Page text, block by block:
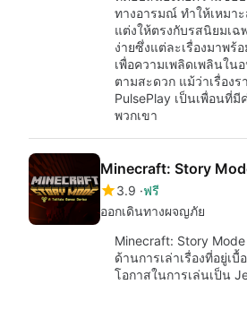
ทางอารมณ์ ทำให้เหมา
แต่งให้ตรงกับรสนิยมเ
ง่ายซึ่งแต่ละเรื่องมาพร้
เพื่อความเพลิดเพลินใน
ตามสะดวก แม้ว่าเรื่อง
PulsePlay เป็นเพื่อนที่
พวกเขา
Minecraft: Story
3.9 ฟรี
ออกเดินทางผจญภัย
Minecraft: Story
ด้านการเล่าเรื่องที่อยู่เ
โอกาสในการเล่นเป็น